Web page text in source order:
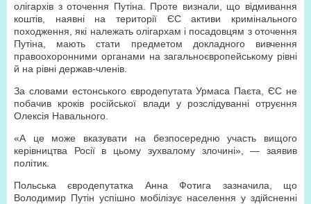
олігархів з оточення Путіна. Проте визнали, що відмивання
коштів, наявні на території ЄС активи кримінального
походження, які належать олігархам і посадовцям з оточення
Путіна, мають стати предметом докладного вивчення
правоохоронними органами на загальноєвропейському рівні
й на рівні держав-членів.
За словами естонського євродепутата Урмаса Паєта, ЄС не
побачив кроків російської влади у розслідуванні отруєння
Олексія Навального.
«А це може вказувати на безпосередню участь вищого
керівництва Росії в цьому зухвалому злочині», — заявив
політик.
Польська євродепутатка Анна Фотига зазначила, що
Володимир Путін успішно мобілізує населення у здійсненні